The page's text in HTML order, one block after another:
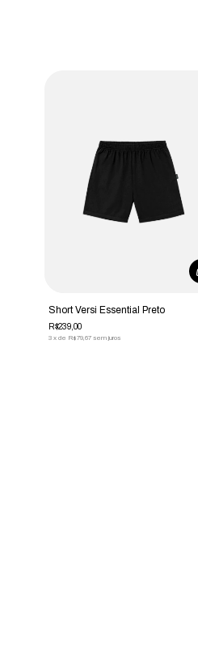
Short Versi Essential Preto
R$239,00
3 x de R$79,67 sem juros